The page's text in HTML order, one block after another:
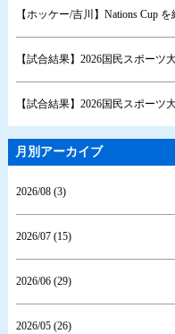
【ホッケー/吉川】Nations Cup
【試合結果】2026国民スポー
【試合結果】2026国民スポー
月別アーカイブ
2026/08 (3)
2026/07 (15)
2026/06 (29)
2026/05 (26)